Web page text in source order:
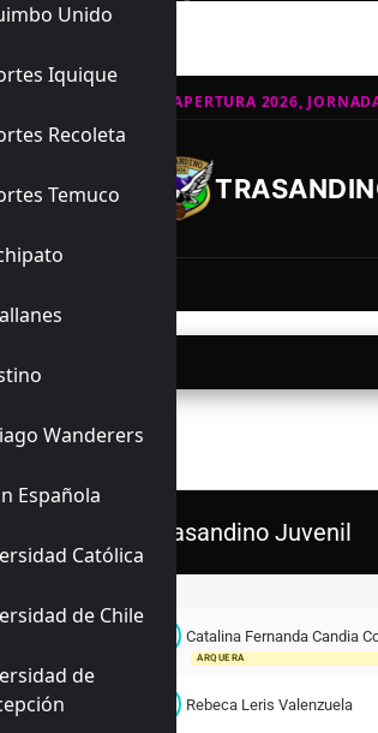
Unido
Iquique
Recoleta
Temuco
Wanderers
Española
Católica
de Chile
de
JUVENIL APERTURA 2026,
1
Silva
11/05/2026
ANTERIORES
Trasandino Juvenil
Catalina Fernanda Candia
ARQUERA
Rebeca Leris Valenzuela